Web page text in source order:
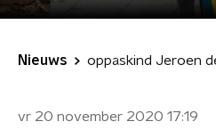
Nieuws oppaskind Jeroen
vr 20 november 2020 17:19